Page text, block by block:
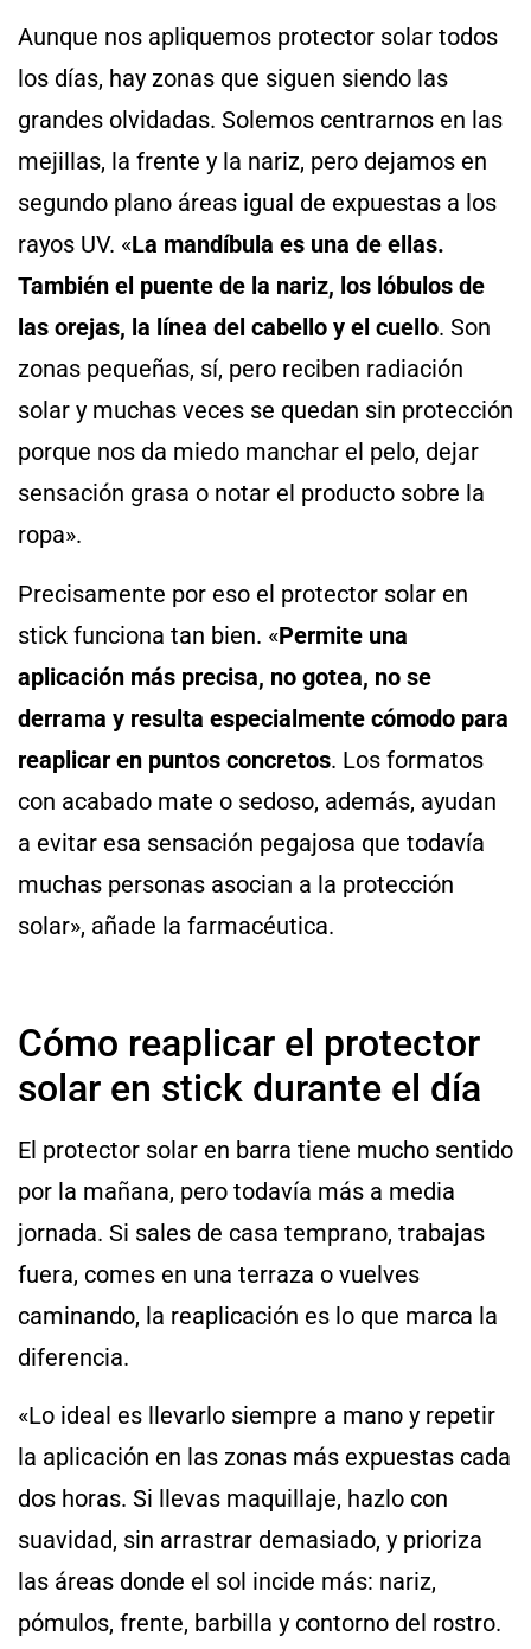
Aunque nos apliquemos protector solar todos
los días, hay zonas que siguen siendo las
grandes olvidadas. Solemos centrarnos en las
mejillas, la frente y la nariz, pero dejamos en
segundo plano áreas igual de expuestas a los
rayos UV. «La mandíbula es una de ellas.
También el puente de la nariz, los lóbulos de
las orejas, la línea del cabello y el cuello. Son
zonas pequeñas, sí, pero reciben radiación
solar y muchas veces se quedan sin protección
porque nos da miedo manchar el pelo, dejar
sensación grasa o notar el producto sobre la
ropa».
Precisamente por eso el protector solar en
stick funciona tan bien. «Permite una
aplicación más precisa, no gotea, no se
derrama y resulta especialmente cómodo para
reaplicar en puntos concretos. Los formatos
con acabado mate o sedoso, además, ayudan
a evitar esa sensación pegajosa que todavía
muchas personas asocian a la protección
solar», añade la farmacéutica.
Cómo reaplicar el protector
solar en stick durante el día
El protector solar en barra tiene mucho sentido
por la mañana, pero todavía más a media
jornada. Si sales de casa temprano, trabajas
fuera, comes en una terraza o vuelves
caminando, la reaplicación es lo que marca la
diferencia.
«Lo ideal es llevarlo siempre a mano y repetir
la aplicación en las zonas más expuestas cada
dos horas. Si llevas maquillaje, hazlo con
suavidad, sin arrastrar demasiado, y prioriza
las áreas donde el sol incide más: nariz,
pómulos, frente, barbilla y contorno del rostro.